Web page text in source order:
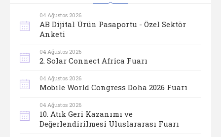
04 Ağustos 2026
AB Dijital Ürün Pasaportu - Özel Sektör
Anketi
04 Ağustos 2026
2. Solar Connect Africa Fuarı
04 Ağustos 2026
Mobile World Congress Doha 2026 Fuarı
04 Ağustos 2026
10. Atık Geri Kazanımı ve
Değerlendirilmesi Uluslararası Fuarı